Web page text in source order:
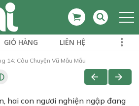
GIỎ HÀNG LIÊN HỆ
14: Câu Chuyện Vũ Mẫu Mẫu
hai con ngươi nghiện ngập đang